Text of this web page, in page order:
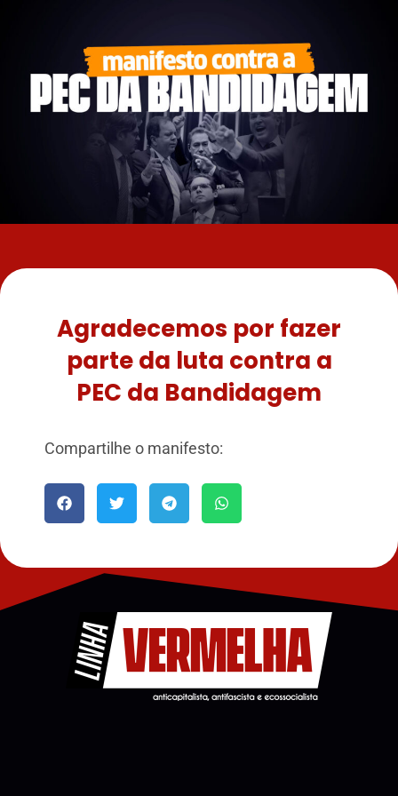
Agradecemos por fazer
parte da luta contra a
PEC da Bandidagem
Compartilhe o manifesto: